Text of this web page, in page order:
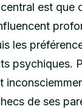
est que
les
psychiques.
de ses